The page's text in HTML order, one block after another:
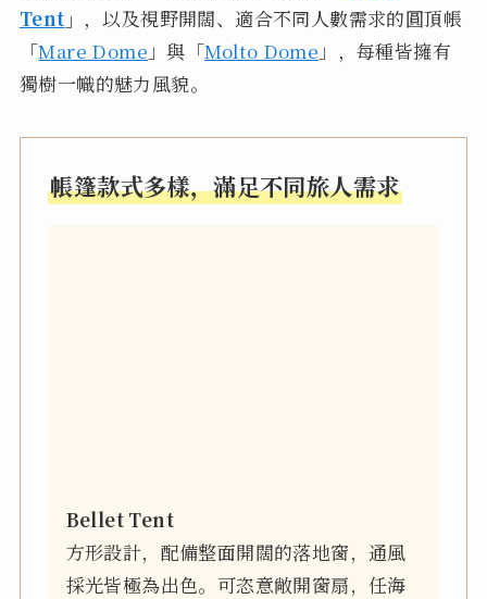
Tent 」 ，以及視野開闊、適合不同人數需求的圓頂帳
「Mare Dome 」與「Molto Dome 」，每種皆擁有
獨樹一幟的魅力風貌。
帳篷款式多樣，滿足不同旅人需求
Bellet Tent
方形設計，配備整面開闊的落地窗，通風
採光皆極為出色。可恣意敞開窗扇，任海